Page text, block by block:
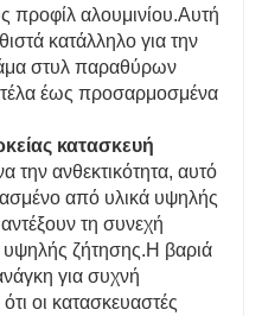
προφίλ αλουμινίου.Αυτή
κατάλληλο για την
στυλ παραθύρων
έως προσαρμοσμένα
κατασκευή
ανθεκτικότητα, αυτό
από υλικά υψηλής
τη συνεχή
υψηλής ζήτησης.Η βαριά
για συχνή
οι κατασκευαστές